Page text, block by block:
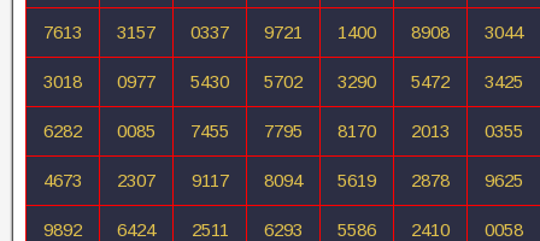
7613 3157 0337 9721 1400 8908 3044
3018 0977 5430 5702 3290 5472 3425
6282 0085 7455 7795 8170 2013 0355
4673 2307 9117 8094 5619 2878 9625
9892 6424 2511 6293 5586 2410 0058